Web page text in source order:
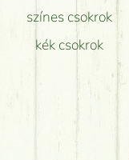
színes csokrok
kék csokrok